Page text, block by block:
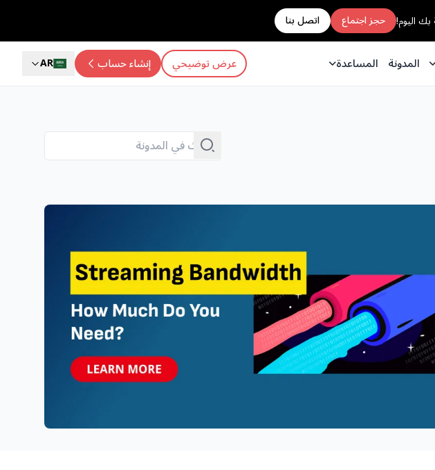
حجز اجتماع اتصل بنا
المدونة المساعدة عرض توضيحي إنشاء حساب AR